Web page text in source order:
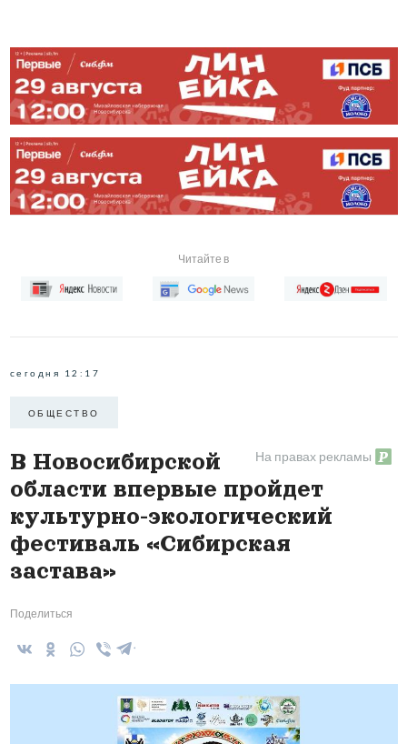
Читайте в
сегодня 12:17
ОБЩЕСТВО
На правах рекламы
В Новосибирской
области впервые пройдет
культурно-экологический
фестиваль «Сибирская
застава»
Поделиться